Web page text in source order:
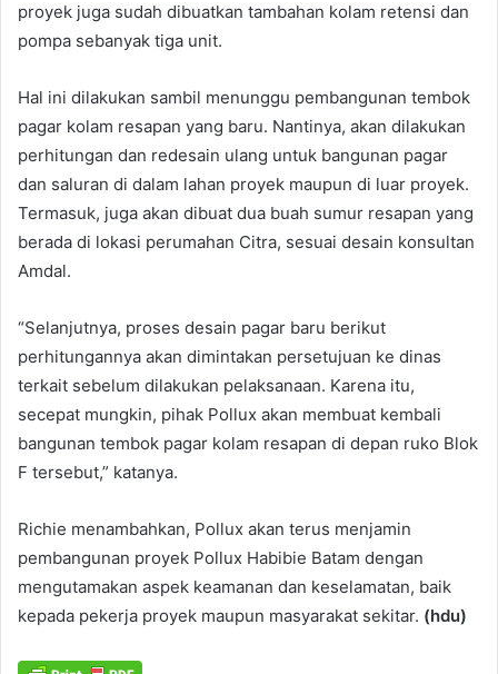
proyek juga sudah dibuatkan tambahan kolam retensi dan
pompa sebanyak tiga unit.
Hal ini dilakukan sambil menunggu pembangunan tembok
pagar kolam resapan yang baru. Nantinya, akan dilakukan
perhitungan dan redesain ulang untuk bangunan pagar
dan saluran di dalam lahan proyek maupun di luar proyek.
Termasuk, juga akan dibuat dua buah sumur resapan yang
berada di lokasi perumahan Citra, sesuai desain konsultan
Amdal.
“Selanjutnya, proses desain pagar baru berikut
perhitungannya akan dimintakan persetujuan ke dinas
terkait sebelum dilakukan pelaksanaan. Karena itu,
secepat mungkin, pihak Pollux akan membuat kembali
bangunan tembok pagar kolam resapan di depan ruko Blok
F tersebut,” katanya.
Richie menambahkan, Pollux akan terus menjamin
pembangunan proyek Pollux Habibie Batam dengan
mengutamakan aspek keamanan dan keselamatan, baik
kepada pekerja proyek maupun masyarakat sekitar. (hdu)